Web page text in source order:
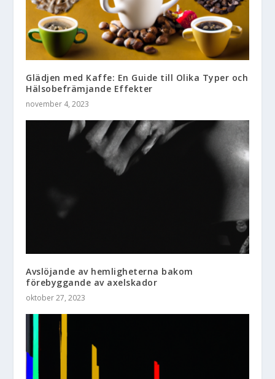
Glädjen med Kaffe: En Guide till Olika Typer och
Hälsobefrämjande Effekter
november 4, 2023
Avslöjande av hemligheterna bakom
förebyggande av axelskador
oktober 27, 2023